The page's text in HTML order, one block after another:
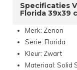
Specificaties
Florida 39x39
Merk: Zenon
Serie: Florida
Kleur: Zwart
Materiaal: Solid